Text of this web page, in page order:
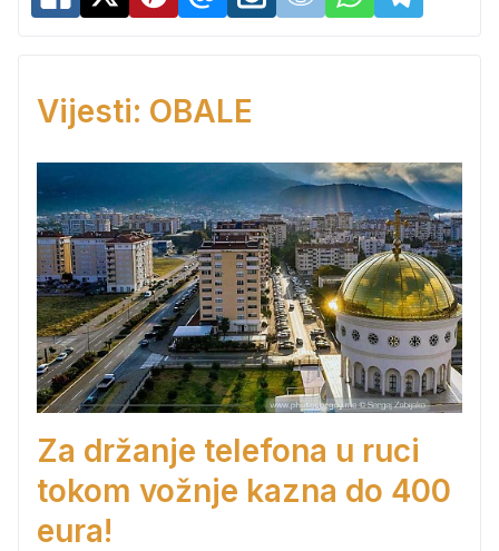
Vijesti: OBALE
Za držanje telefona u ruci
tokom vožnje kazna do 400
eura!